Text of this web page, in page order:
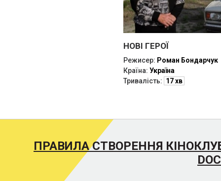
НОВІ ГЕРОЇ
Режисер: Роман Бондарчук
Країна: Україна
Тривалість: 17 хв
ПРАВИЛА СТВОРЕННЯ